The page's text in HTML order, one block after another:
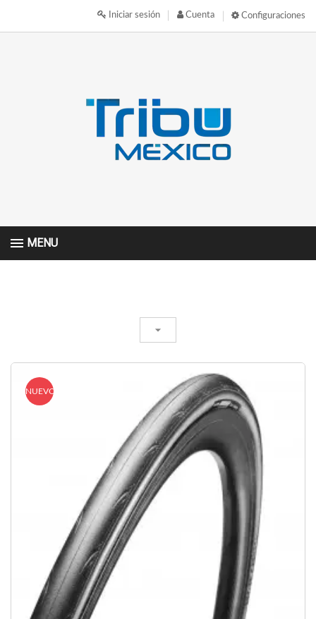
Configuraciones
Cuenta
Iniciar sesión
MENU
NUEVO